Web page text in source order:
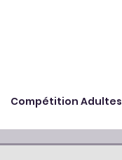
Compétition Adultes